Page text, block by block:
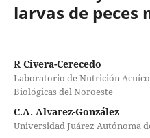
larvas de peces
R Civera-Cerecedo
Laboratorio de Nutrición
Biológicas del Noroeste
C.A. Alvarez-González
Universidad Juárez Autónoma